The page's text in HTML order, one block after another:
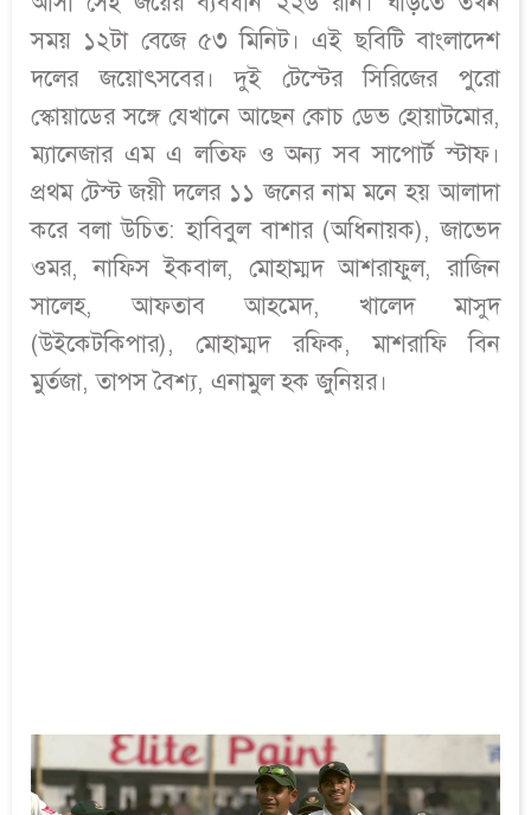
সময় ১২টা বেজে ৫৩ মিনিট। এই ছবিটি বাংলাদেশ
দলের জয়োৎসবের। দুই টেস্টের সিরিজের পুরো
স্কোয়াডের সঙ্গে যেখানে আছেন কোচ ডেভ হোয়াটমোর,
ম্যানেজার এম এ লতিফ ও অন্য সব সাপোর্ট স্টাফ।
প্রথম টেস্ট জয়ী দলের ১১ জনের নাম মনে হয় আলাদা
করে বলা উচিত: হাবিবুল বাশার (অধিনায়ক), জাভেদ
ওমর, নাফিস ইকবাল, মোহাম্মদ আশরাফুল, রাজিন
সালেহ, আফতাব আহমেদ, খালেদ মাসুদ
(উইকেটকিপার), মোহাম্মদ রফিক, মাশরাফি বিন
মুর্তজা, তাপস বৈশ্য, এনামুল হক জুনিয়র।